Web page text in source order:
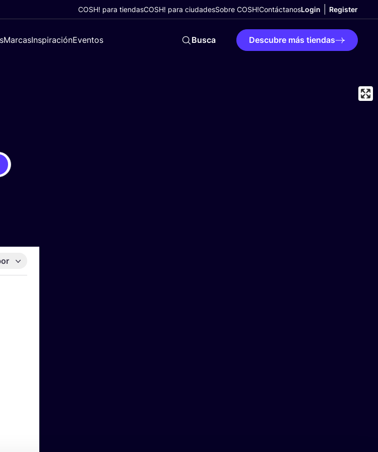
COSH! para tiendasCOSH! para ciudadesSobre COSH!ContáctanosLogin Register
MarcasInspiraciónEventos Busca Descubre más tiendas